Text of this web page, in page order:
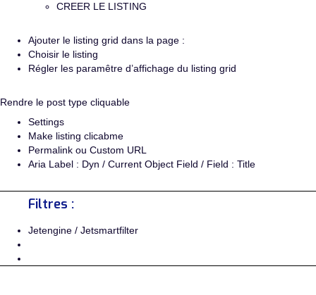
CREER LE LISTING
Ajouter le listing grid dans la page :
Choisir le listing
Régler les paramêtre d’affichage du listing grid
Rendre le post type cliquable
Settings
Make listing clicabme
Permalink ou Custom URL
Aria Label : Dyn / Current Object Field / Field : Title
Filtres :
Jetengine / Jetsmartfilter